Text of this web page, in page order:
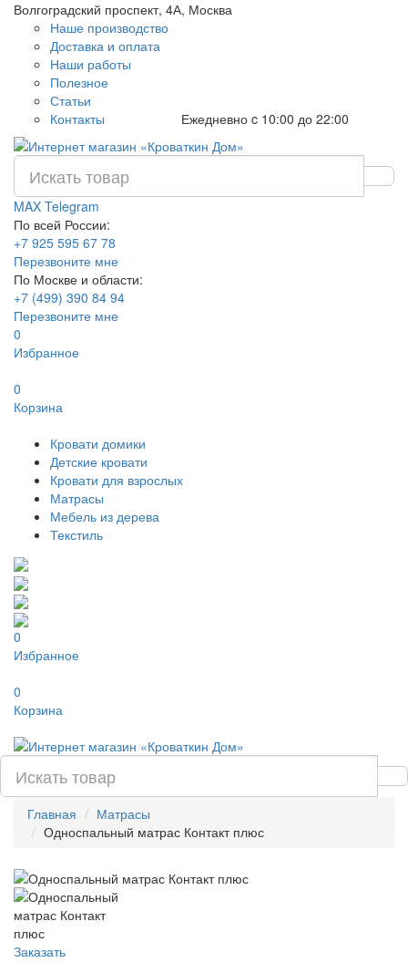
Волгоградский проспект, 4А, Москва
Наше производство
Доставка и оплата
Наши работы
Полезное
Статьи
Контакты
Ежедневно c 10:00 до 22:00
MAX Telegram
По всей России:
+7 925 595 67 78
Перезвоните мне
По Москве и области:
+7 (499) 390 84 94
Перезвоните мне
0
Избранное
0
Корзина
Кровати домики
Детские кровати
Кровати для взрослых
Матрасы
Мебель из дерева
Текстиль
0
Избранное
0
Корзина
Главная
Матрасы
Односпальный матрас Контакт плюс
Заказать